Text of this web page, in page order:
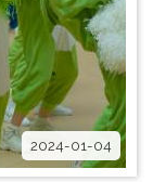
2024-01-04